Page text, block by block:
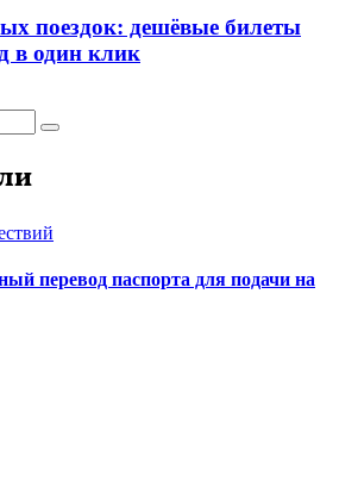
поездок: дешёвые билеты
в один клик
перевод паспорта для подачи на